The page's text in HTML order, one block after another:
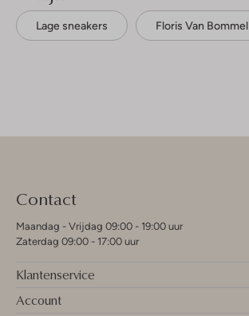
Lage sneakers Floris Van Bommel
Contact
Maandag - Vrijdag 09:00 - 19:00 uur
Zaterdag 09:00 - 17:00 uur
Klantenservice
Account